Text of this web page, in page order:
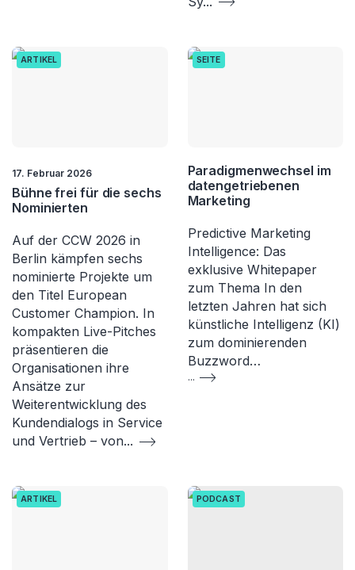
ARTIKEL
17. Februar 2026
Bühne frei für die sechs
Nominierten
Auf der CCW 2026 in
Berlin kämpfen sechs
nominierte Projekte um
den Titel European
Customer Champion. In
kompakten Live-Pitches
präsentieren die
Organisationen ihre
Ansätze zur
Weiterentwicklung des
Kundendialogs in Service
und Vertrieb – von...
SEITE
Paradigmenwechsel im
datengetriebenen
Marketing
Predictive Marketing
Intelligence: Das
exklusive Whitepaper
zum Thema In den
letzten Jahren hat sich
künstliche Intelligenz (KI)
zum dominierenden
Buzzword…
...
ARTIKEL PODCAST